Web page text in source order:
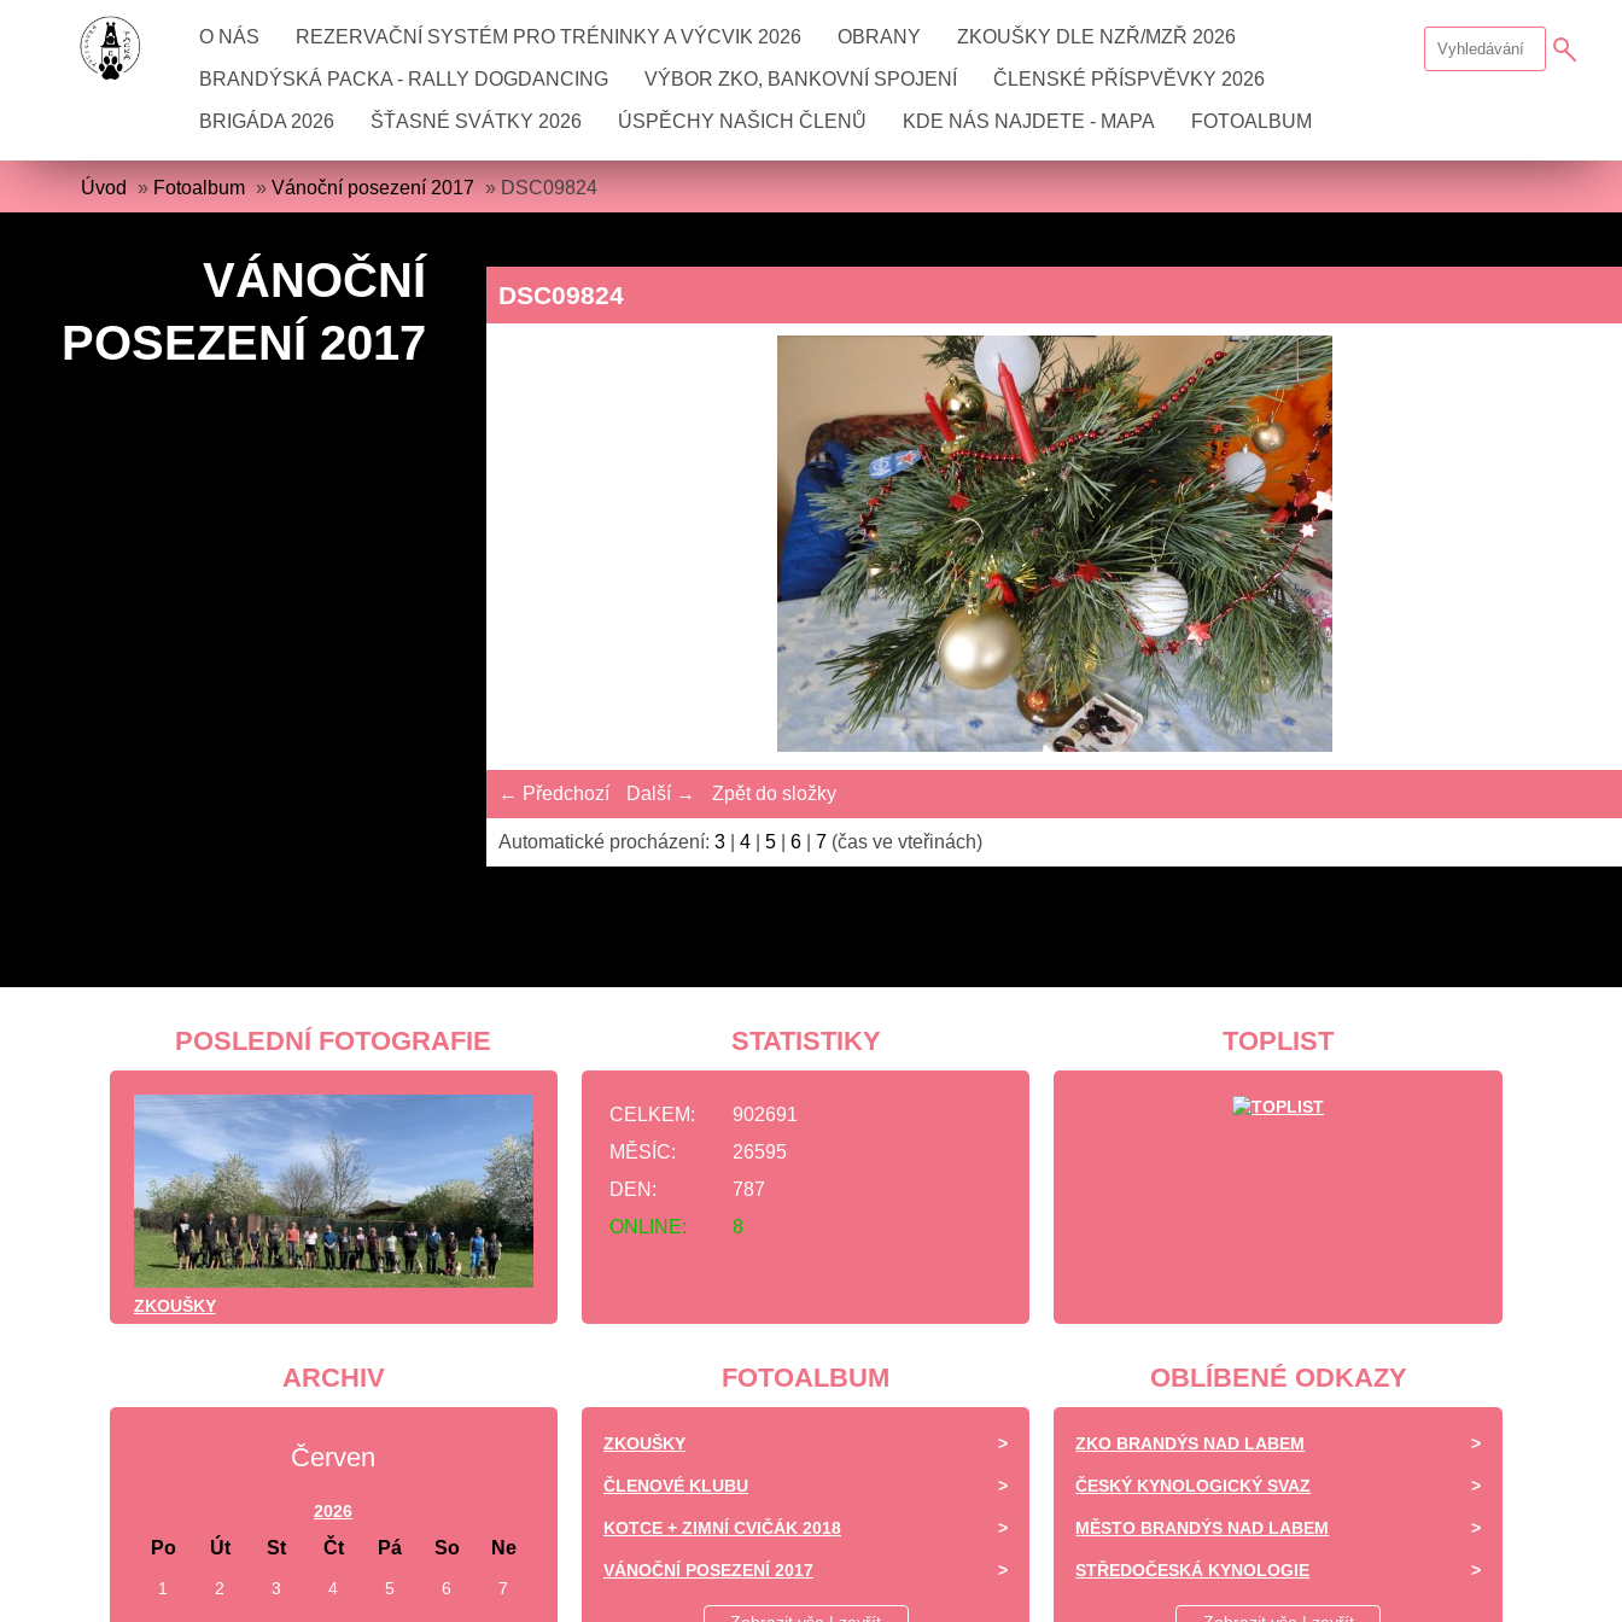
O NÁS REZERVAČNÍ SYSTÉM PRO TRÉNINKY A VÝCVIK 2026 OBRANY ZKOUŠKY DLE NZŘ/MZŘ 2026
BRANDÝSKÁ PACKA - RALLY DOGDANCING VÝBOR ZKO, BANKOVNÍ SPOJENÍ ČLENSKÉ PŘÍSPVĚVKY 2026
BRIGÁDA 2026 ŠŤASNÉ SVÁTKY 2026 ÚSPĚCHY NAŠICH ČLENŮ KDE NÁS NAJDETE - MAPA FOTOALBUM
Úvod » Fotoalbum »Vánoční posezení 2017 » DSC09824
VÁNOČNÍ
POSEZENÍ 2017
DSC09824
← Předchozí Další → Zpět do složky
Automatické procházení:3 |4 |5 |6 |7 (čas ve vteřinách)
POSLEDNÍ FOTOGRAFIE
ZKOUŠKY
STATISTIKY
ONLINE: 8
CELKEM:
902691
MĚSÍC:
26595
DEN:
787
TOPLIST
ARCHIV
Červen
2026
Po Út St Čt Pá So Ne
1 2 3 4 5 6 7
FOTOALBUM
ZKOUŠKY
ČLENOVÉ KLUBU
KOTCE + ZIMNÍ CVIČÁK 2018
VÁNOČNÍ POSEZENÍ 2017
DĚTSKÝ DEN ZÁPY 2017 -UKÁZKA VÝCVIKU
OBLÍBENÉ ODKAZY
ZKO BRANDÝS NAD LABEM
ČESKÝ KYNOLOGICKÝ SVAZ
MĚSTO BRANDÝS NAD LABEM
STŘEDOČESKÁ KYNOLOGIE
DAISY OF HIGHLAND - CHOVATELSKÁ STANICE -